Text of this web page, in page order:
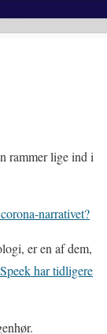
rammer lige ind i
narrativet?
er en af dem,
har tidligere